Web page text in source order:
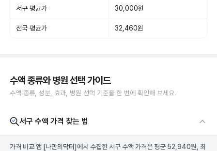
서구 평균가 30,000원
전국 평균가 32,460원
수액 종류와 병원 선택 가이드
수액 종류, 성분, 효과, 병원 선택 기준을 한 번에 확인해 보세요.
서구 수액 가격 찾는 법
가격 비교 앱 [나만의닥터] 에서 수집한 서구 수액 가격은 평균 52,940원, 최